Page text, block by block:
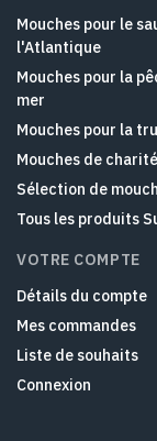
Mouches pour le
l'Atlantique
Mouches pour la
mer
Mouches pour la
Mouches de charité
Sélection de
Tous les produits
VOTRE COMPTE
Détails du compte
Mes commandes
Liste de souhaits
Connexion